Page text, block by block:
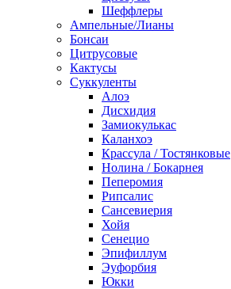
Шеффлеры
Ампельные/Лианы
Бонсаи
Цитрусовые
Кактусы
Суккуленты
Алоэ
Дисхидия
Замиокулькас
Каланхоэ
Крассула / Тостянковые
Нолина / Бокарнея
Пеперомия
Рипсалис
Сансевиерия
Хойя
Сенецио
Эпифиллум
Эуфорбия
Юкки